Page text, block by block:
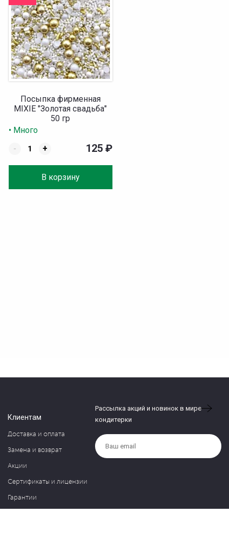
Посыпка фирменная
MIXIE "Золотая свадьба"
50 гр
• Много
-
+
В корзину
125 ₽
Клиентам
Доставка и оплата
Замена и возврат
Акции
Сертификаты и лицензии
Гарантии
Рассылка акций и новинок в мире
кондитерки